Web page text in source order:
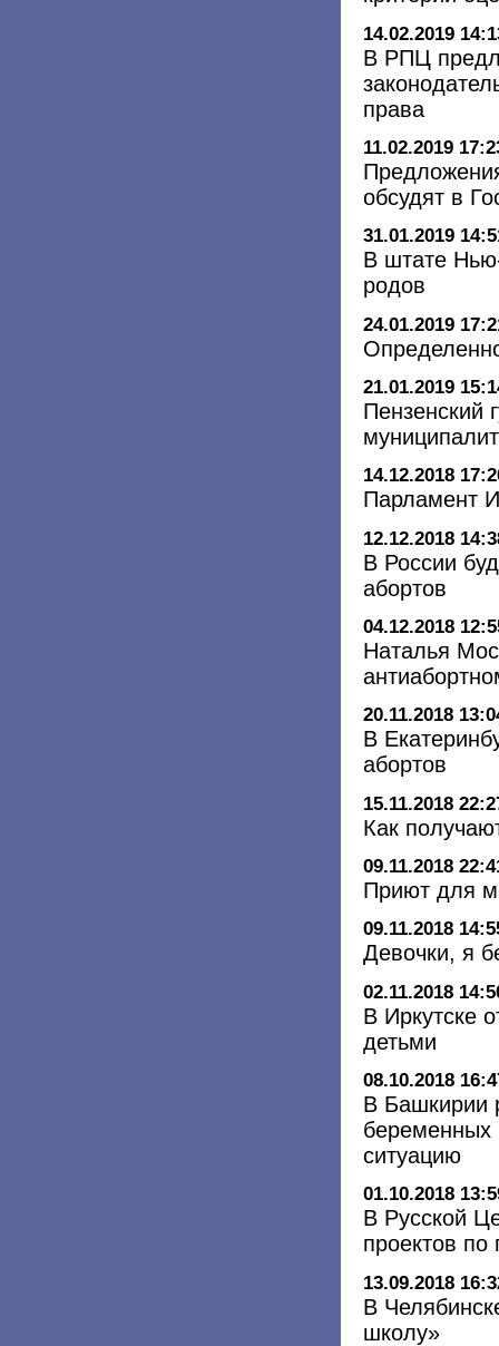
14.02.2019
В РПЦ
права
11.02.2019
обсудят в
31.01.2019
В штате
родов
24.01.2019
21.01.2019
Пензенский
14.12.2018
Парламент
12.12.2018
В России
абортов
04.12.2018
Наталья
20.11.2018
В
абортов
15.11.2018
Как
09.11.2018
Приют для
09.11.2018
Девочки, я
02.11.2018
В Иркутске
детьми
08.10.2018
В Башкирии
ситуацию
01.10.2018
В Русской
проектов по
13.09.2018
В
школу»